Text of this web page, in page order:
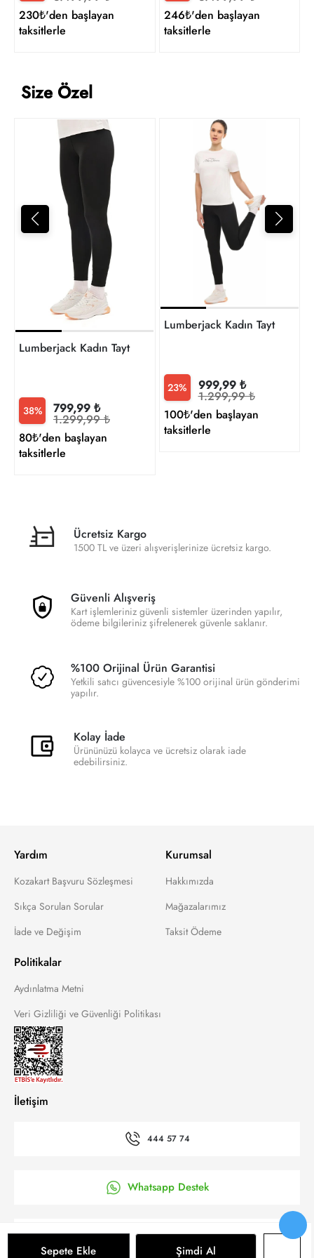
Sepete Ekle Şimdi Al
230₺'den başlayan
taksitlerle
246₺'den başlayan
taksitlerle
Size Özel
Lumberjack Kadın Tayt A102063520 WB 26CT125 6FX
38% 799,99 ₺
1.299,99 ₺
80₺'den başlayan
taksitlerle
Lumberjack Kadın Tayt
23% 999,99 ₺
1.299,99 ₺
100₺'den başlayan
taksitlerle
Ücretsiz Kargo
1500 TL ve üzeri alışverişlerinize ücretsiz kargo.
Güvenli Alışveriş
Kart işlemleriniz güvenli sistemler üzerinden yapılır,
ödeme bilgileriniz şifrelenerek güvenle saklanır.
%100 Orijinal Ürün Garantisi
Yetkili satıcı güvencesiyle %100 orijinal ürün gönderimi
yapılır.
Kolay İade
Ürününüzü kolayca ve ücretsiz olarak iade
edebilirsiniz.
Yardım
Kozakart Başvuru Sözleşmesi
Sıkça Sorulan Sorular
İade ve Değişim
Kurumsal
Hakkımızda
Mağazalarımız
Taksit Ödeme
Politikalar
Aydınlatma Metni
Veri Gizliliği ve Güvenliği Politikası
İletişim
444 57 74
Whatsapp Destek
’a Kolay Başvuru